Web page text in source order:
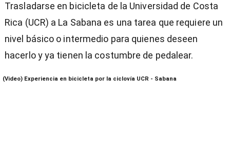
Trasladarse en bicicleta de la Universidad de Costa
Rica (UCR) a La Sabana es una tarea que requiere un
nivel básico o intermedio para quienes deseen
hacerlo y ya tienen la costumbre de pedalear.
(Video) Experiencia en bicicleta por la ciclovía UCR - Sabana